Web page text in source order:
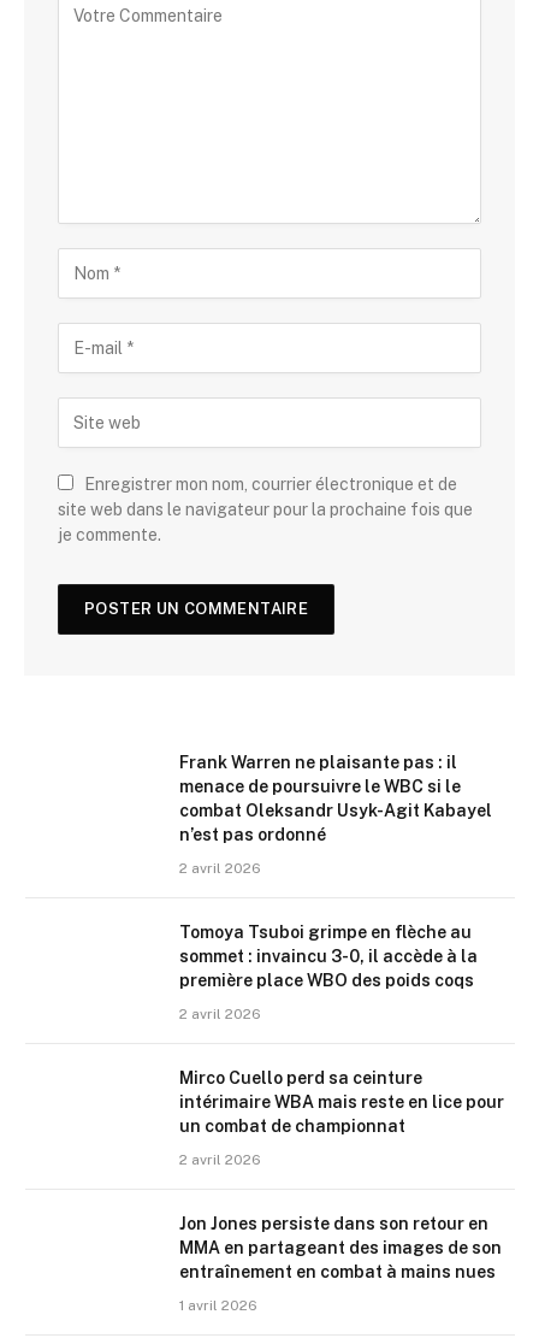
Enregistrer mon nom, courrier électronique et de
site web dans le navigateur pour la prochaine fois que
je commente.
Frank Warren ne plaisante pas : il
menace de poursuivre le WBC si le
combat Oleksandr Usyk-Agit Kabayel
n’est pas ordonné
2 avril 2026
Tomoya Tsuboi grimpe en flèche au
sommet : invaincu 3-0, il accède à la
première place WBO des poids coqs
2 avril 2026
Mirco Cuello perd sa ceinture
intérimaire WBA mais reste en lice pour
un combat de championnat
2 avril 2026
Jon Jones persiste dans son retour en
MMA en partageant des images de son
entraînement en combat à mains nues
1 avril 2026